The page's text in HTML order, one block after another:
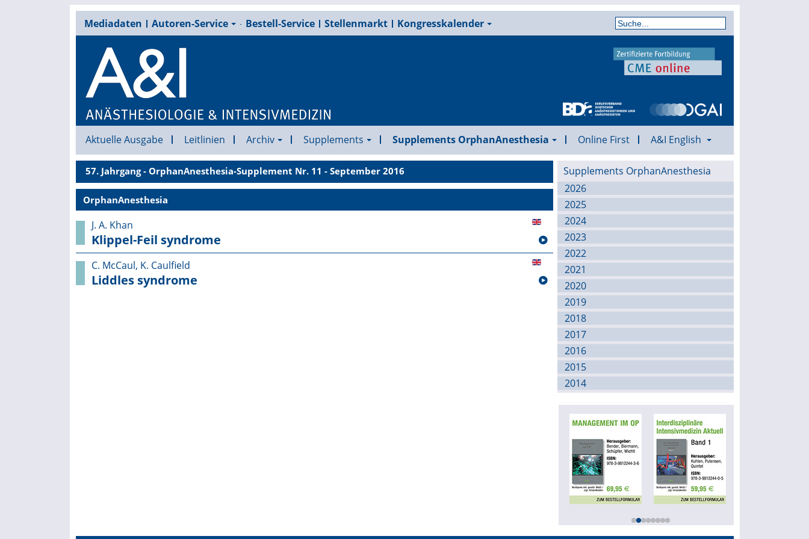
Mediadaten Autoren-Service Bestell-Service Stellenmarkt Kongresskalender
Aktuelle Ausgabe Leitlinien Archiv Supplements Supplements OrphanAnesthesia Online First A&I English
57. Jahrgang - OrphanAnesthesia-Supplement Nr. 11 - September 2016
OrphanAnesthesia
J. A. Khan
Klippel-Feil syndrome
C. McCaul, K. Caulfield
Liddles syndrome
Supplements OrphanAnesthesia
2026
2025
2024
2023
2022
2021
2020
2019
2018
2017
2016
2015
2014